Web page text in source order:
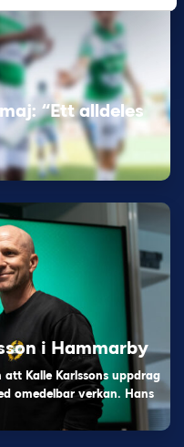
“Ett alldeles
i Hammarby
Kalle Karlssons uppdrag
omedelbar verkan. Hans